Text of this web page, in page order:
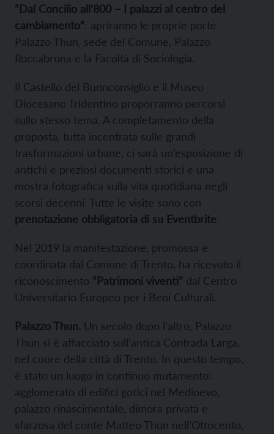
“Dal Concilio all’800 – I palazzi al centro del
cambiamento”: apriranno le proprie porte
Palazzo Thun, sede del Comune, Palazzo
Roccabruna e la Facoltà di Sociologia.
Il Castello del Buonconsiglio e il Museo
Diocesano Tridentino proporranno percorsi
sullo stesso tema. A completamento della
proposta, tutta incentrata sulle grandi
trasformazioni urbane, ci sarà un’esposizione di
antichi e preziosi documenti storici e una
mostra fotografica sulla vita quotidiana negli
scorsi decenni. Tutte le visite sono con
prenotazione obbligatoria di su Eventbrite.
Nel 2019 la manifestazione, promossa e
coordinata dal Comune di Trento, ha ricevuto il
riconoscimento “Patrimoni viventi” dal Centro
Universitario Europeo per i Beni Culturali.
Palazzo Thun. Un secolo dopo l’altro, Palazzo
Thun si è affacciato sull’antica Contrada Larga,
nel cuore della città di Trento. In questo tempo,
è stato un luogo in continuo mutamento:
agglomerato di edifici gotici nel Medioevo,
palazzo rinascimentale, dimora privata e
sfarzosa del conte Matteo Thun nell’Ottocento,